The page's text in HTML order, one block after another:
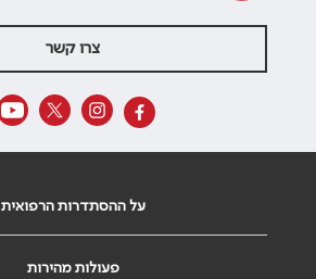
צרו קשר
על ההסתדרות הרפואית
פעולות מהירות